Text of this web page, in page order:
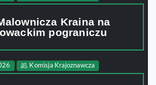
Kraina na
pograniczu
Komisja Krajoznawcza